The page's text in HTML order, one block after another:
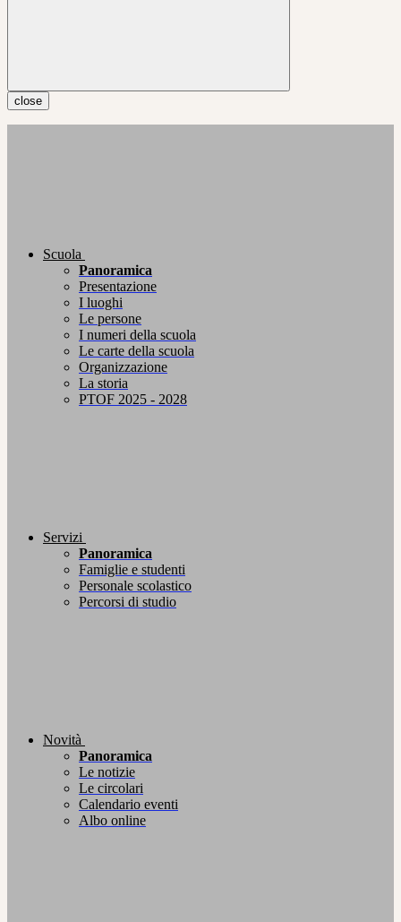
close
Scuola
Panoramica
Presentazione
I luoghi
Le persone
I numeri della scuola
Le carte della scuola
Organizzazione
La storia
PTOF 2025 - 2028
Servizi
Panoramica
Famiglie e studenti
Personale scolastico
Percorsi di studio
Novità
Panoramica
Le notizie
Le circolari
Calendario eventi
Albo online